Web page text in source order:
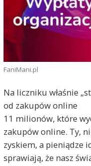
FaniMani.pl
Na liczniku właśnie
od zakupów online
11 milionów, które
zakupów online. Ty,
zyskiem, a pieniądze
sprawiają, że nasz